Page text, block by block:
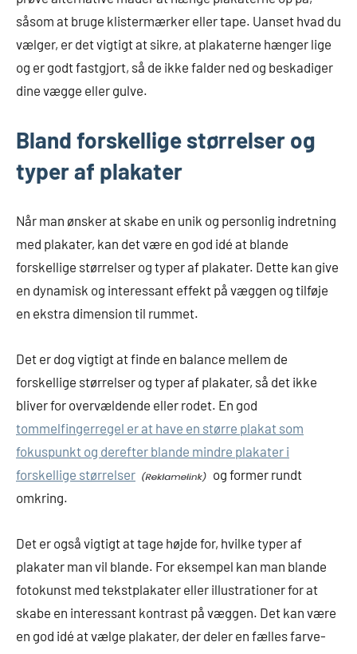
såsom at bruge klistermærker eller tape. Uanset hvad du
vælger, er det vigtigt at sikre, at plakaterne hænger lige
og er godt fastgjort, så de ikke falder ned og beskadiger
dine vægge eller gulve.
Bland forskellige størrelser og
typer af plakater
Når man ønsker at skabe en unik og personlig indretning
med plakater, kan det være en god idé at blande
forskellige størrelser og typer af plakater. Dette kan give
en dynamisk og interessant effekt på væggen og tilføje
en ekstra dimension til rummet.
Det er dog vigtigt at finde en balance mellem de
forskellige størrelser og typer af plakater, så det ikke
bliver for overvældende eller rodet. En god
tommelfingerregel er at have en større plakat som
fokuspunkt og derefter blande mindre plakater i
forskellige størrelser
og former rundt
omkring.
Det er også vigtigt at tage højde for, hvilke typer af
plakater man vil blande. For eksempel kan man blande
fotokunst med tekstplakater eller illustrationer for at
skabe en interessant kontrast på væggen. Det kan være
en god idé at vælge plakater, der deler en fælles farve-